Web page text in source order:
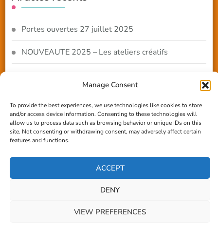
Manage Consent
To provide the best experiences, we use technologies like cookies to store
and/or access device information. Consenting to these technologies will
allow us to process data such as browsing behavior or unique IDs on this
site. Not consenting or withdrawing consent, may adversely affect certain
features and functions.
ACCEPT
DENY
VIEW PREFERENCES
Portes ouvertes 27 juillet 2025
NOUVEAUTE 2025 – Les ateliers créatifs
Chantier Participatif Terre Paille 6/7/24
Les amis du Village
réservés.Blossom Coach | Développé parBlossom
. Propulsé par